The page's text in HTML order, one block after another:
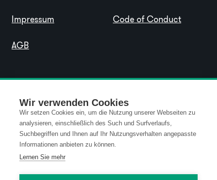
Wir verwenden Cookies
Wir setzen Cookies ein, um die Nutzung unserer Webseiten zu
analysieren, einschließlich des Such und Surfverlaufs,
Suchbegriffen und Ihnen auf Ihr Nutzungsverhalten angepasste
Informationen anbieten zu können.
Lernen Sie mehr
Impressum
AGB
Code of Conduct